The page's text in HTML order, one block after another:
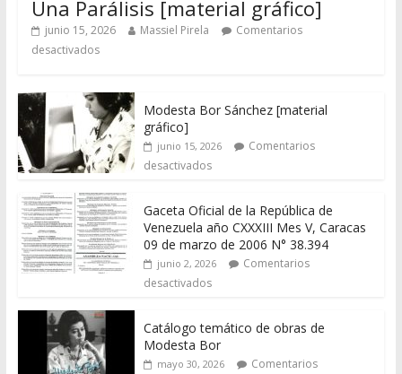
Una Parálisis [material gráfico]
junio 15, 2026 Massiel Pirela
Comentarios
desactivados
Modesta Bor Sánchez [material
gráfico]
junio 15, 2026
Comentarios
desactivados
Gaceta Oficial de la República de
Venezuela año CXXXIII Mes V, Caracas
09 de marzo de 2006 N° 38.394
junio 2, 2026
Comentarios
desactivados
Catálogo temático de obras de
Modesta Bor
mayo 30, 2026
Comentarios